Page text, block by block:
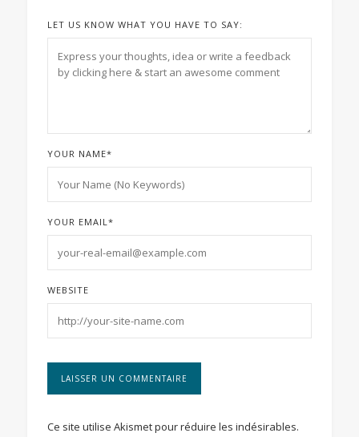
LET US KNOW WHAT YOU HAVE TO SAY:
YOUR NAME*
YOUR EMAIL*
WEBSITE
Ce site utilise Akismet pour réduire les indésirables.